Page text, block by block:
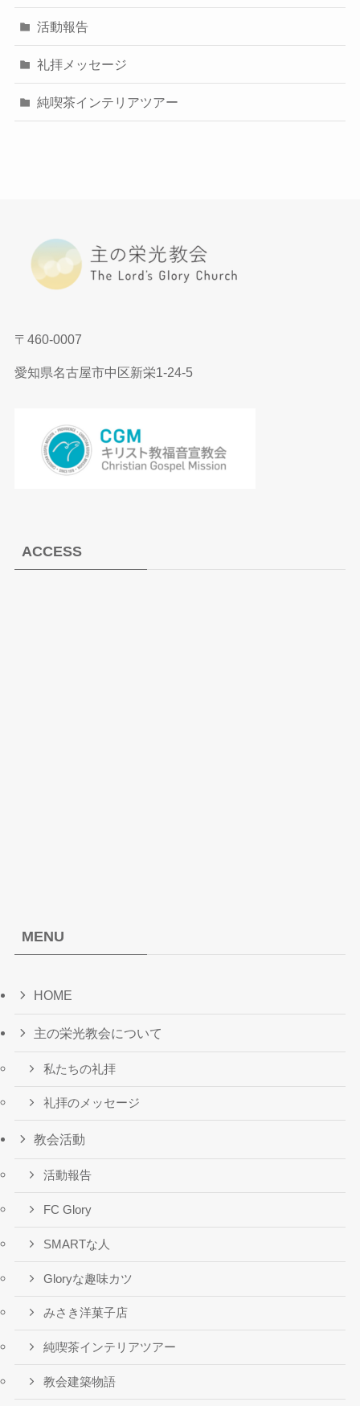
活動報告
礼拝メッセージ
純喫茶インテリアツアー
〒460-0007
愛知県名古屋市中区新栄1-24-5
ACCESS
MENU
HOME
主の栄光教会について
私たちの礼拝
礼拝のメッセージ
教会活動
活動報告
FC Glory
SMARTな人
Gloryな趣味カツ
みさき洋菓子店
純喫茶インテリアツアー
教会建築物語